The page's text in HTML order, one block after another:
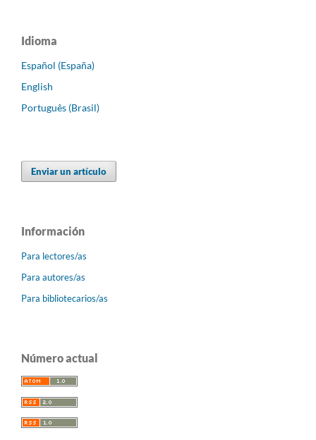
Idioma
Español (España)
English
Português (Brasil)
Enviar un artículo
Información
Para lectores/as
Para autores/as
Para bibliotecarios/as
Número actual